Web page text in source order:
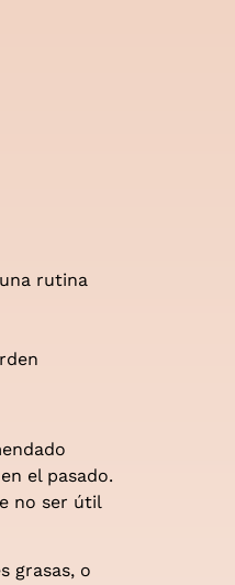
rutina
el pasado.
no ser útil
grasas, o